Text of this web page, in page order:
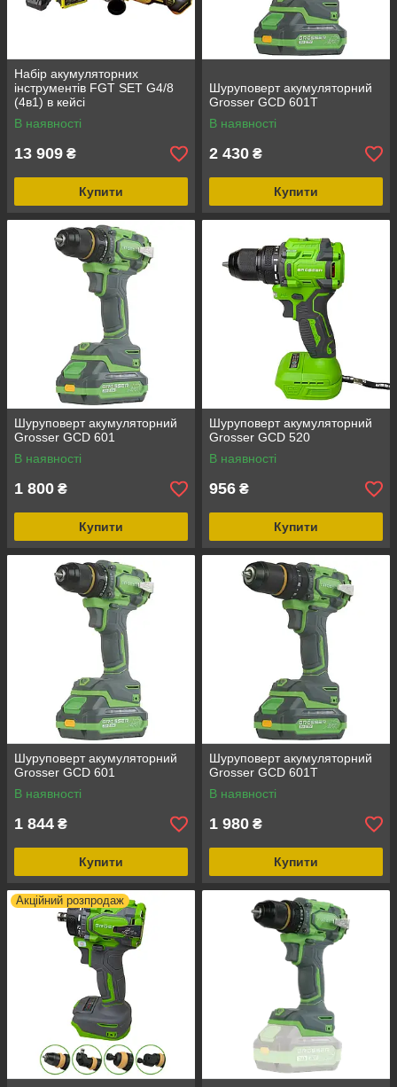
Набір акумуляторних
інструментів FGT SET G4/8
(4в1) в кейсі
В наявності
13 909 ₴
Купити
Шуруповерт акумуляторний
Grosser GCD 601Т
В наявності
2 430 ₴
Купити
Шуруповерт акумуляторний
Grosser GCD 601
В наявності
1 800 ₴
Купити
Шуруповерт акумуляторний
Grosser GCD 520
В наявності
956 ₴
Купити
Шуруповерт акумуляторний
Grosser GCD 601
В наявності
1 844 ₴
Купити
Шуруповерт акумуляторний
Grosser GCD 601Т
В наявності
1 980 ₴
Купити
Акційний розпродаж